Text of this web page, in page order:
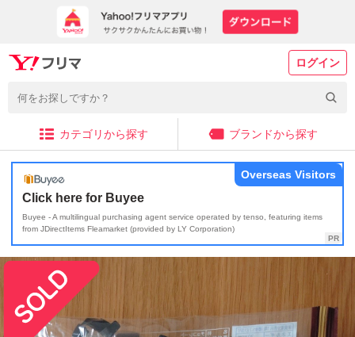
ログイン
カテゴリから探す ブランドから探す
Click here for Buyee
Buyee - A multilingual purchasing agent service operated by tenso, featuring items
from JDirectItems Fleamarket (provided by LY Corporation)
Overseas Visitors